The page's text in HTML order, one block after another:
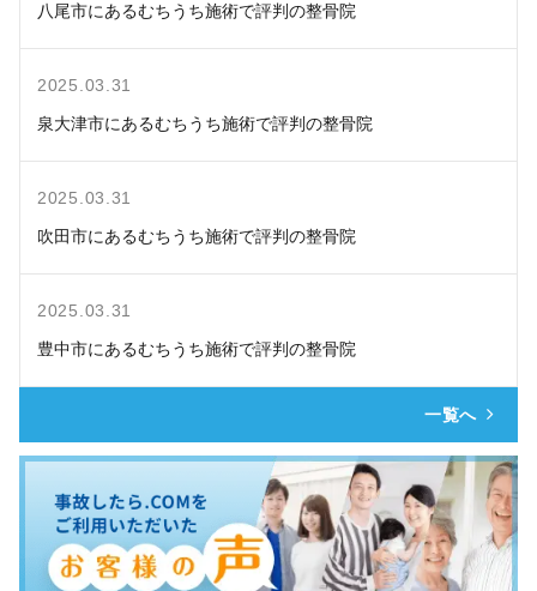
八尾市にあるむちうち施術で評判の整骨院
2025.03.31
泉大津市にあるむちうち施術で評判の整骨院
2025.03.31
吹田市にあるむちうち施術で評判の整骨院
2025.03.31
豊中市にあるむちうち施術で評判の整骨院
一覧へ